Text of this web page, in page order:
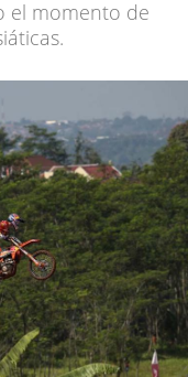
el momento de